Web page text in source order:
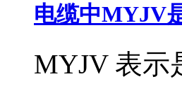
电缆中MYJV
MYJV 表示